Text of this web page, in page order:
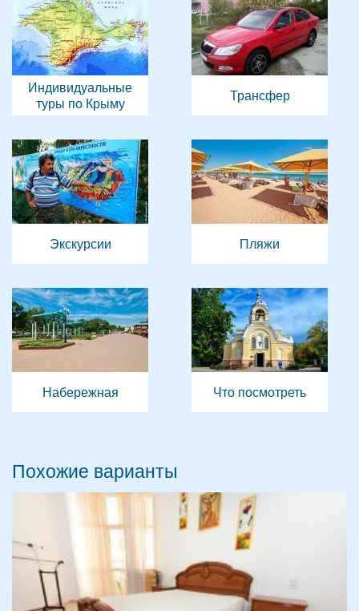
Индивидуальные
туры по Крыму
Трансфер
Экскурсии Пляжи
Набережная Что посмотреть
Похожие варианты